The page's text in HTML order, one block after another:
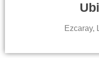
Ezcaray,